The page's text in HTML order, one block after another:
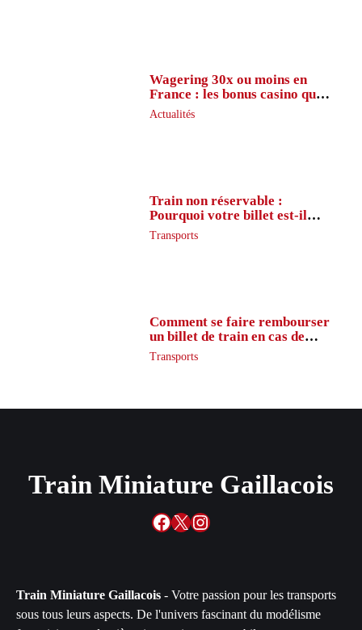
Wagering 30x ou moins en
France : les bonus casino que
peu de joueurs connaissent
vraiment
Actualités
Train non réservable :
Pourquoi votre billet est-il
inaccessible ?
Transports
Comment se faire rembourser
un billet de train en cas de
retard ?
Transports
Train Miniature Gaillacois
Facebook
X Instagram
Train Miniature Gaillacois - Votre passion pour les transports
sous tous leurs aspects. De l'univers fascinant du modélisme